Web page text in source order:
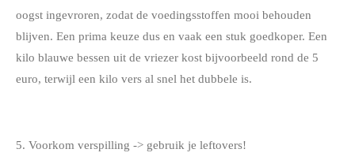
oogst ingevroren, zodat de voedingsstoffen mooi behouden
blijven. Een prima keuze dus en vaak een stuk goedkoper. Een
kilo blauwe bessen uit de vriezer kost bijvoorbeeld rond de 5
euro, terwijl een kilo vers al snel het dubbele is.
5. Voorkom verspilling -> gebruik je leftovers!